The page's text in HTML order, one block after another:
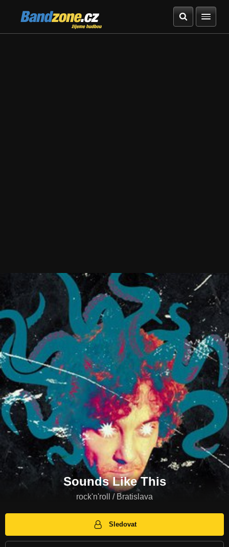
Bandzone.cz
žijeme hudbou
Sounds Like This
rock'n'roll / Bratislava
Sledovat